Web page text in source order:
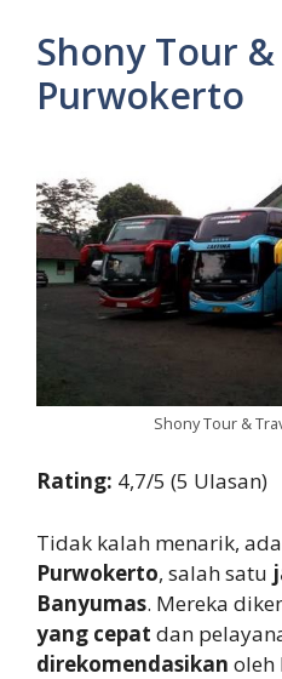
Shony Tour
Purwokerto
Shony Tour &
Rating: 4,7/5 (5 Ulasan)
Tidak kalah menarik, ada
Purwokerto, salah satu
Banyumas. Mereka
yang cepat dan
direkomendasikan oleh